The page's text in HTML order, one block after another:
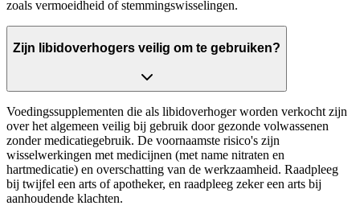
zoals vermoeidheid of stemmingswisselingen.
Zijn libidoverhogers veilig om te gebruiken?
Voedingssupplementen die als libidoverhoger worden verkocht zijn
over het algemeen veilig bij gebruik door gezonde volwassenen
zonder medicatiegebruik. De voornaamste risico's zijn
wisselwerkingen met medicijnen (met name nitraten en
hartmedicatie) en overschatting van de werkzaamheid. Raadpleeg
bij twijfel een arts of apotheker, en raadpleeg zeker een arts bij
aanhoudende klachten.